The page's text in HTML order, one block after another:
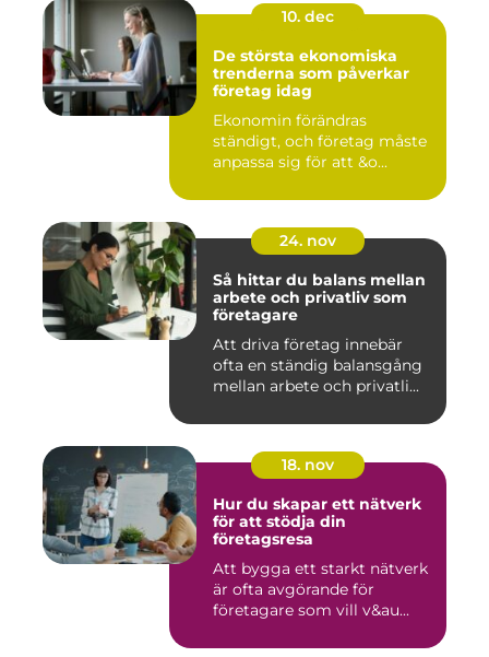
10. dec
De största ekonomiska
trenderna som påverkar
företag idag
Ekonomin förändras
ständigt, och företag måste
anpassa sig för att &o...
24. nov
Så hittar du balans mellan
arbete och privatliv som
företagare
Att driva företag innebär
ofta en ständig balansgång
mellan arbete och privatli...
18. nov
Hur du skapar ett nätverk
för att stödja din
företagsresa
Att bygga ett starkt nätverk
är ofta avgörande för
företagare som vill v&au...